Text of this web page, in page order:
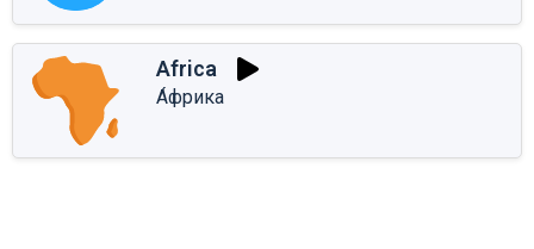
Africa
А́фрика